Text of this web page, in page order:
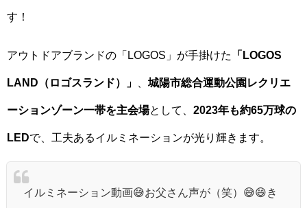
す！
アウトドアブランドの「LOGOS」が手掛けた 「LOGOS
LAND（ロゴスランド）」 城陽市総合運動公園レクリエ
ーションゾーン一帯を主会場として、 2023年も約65万球の
LEDで、工夫あるイルミネーションが光り輝きます。
イルミネーション動画😅お父さん声が（笑）😅😄き